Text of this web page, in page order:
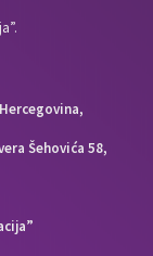
Šehovića 58,